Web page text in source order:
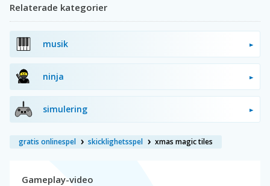
Relaterade kategorier
musik
ninja
simulering
gratis onlinespel skicklighetsspel xmas magic tiles
Gameplay-video